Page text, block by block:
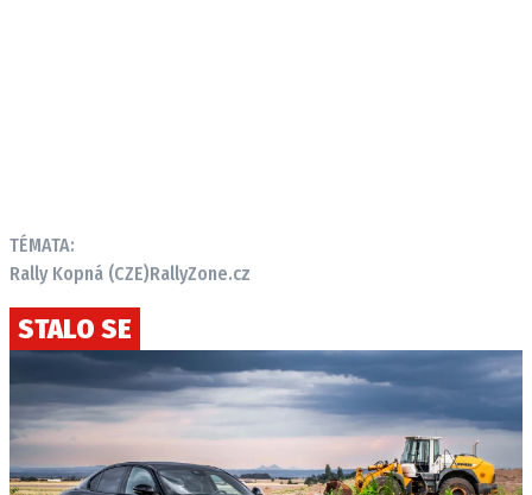
TÉMATA:
Rally Kopná (CZE)RallyZone.cz
STALO SE